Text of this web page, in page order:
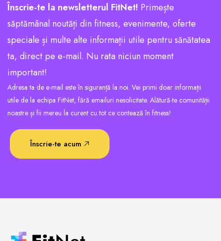
Înscrie-te la newsletterul FitNet! Primește
săptămânal noutăți din fitness, evenimente, oferte
speciale și multe alte informații utile pentru sănătatea
ta, direct pe e-mail. Nu rata niciun moment
important!
Adresa ta de e-mail este în siguranță la noi. Vei primi doar informații
utile de la echipa FitNet, fără emailuri nesolicitate. Alătură-te comunității
noastre și fii mereu la curent cu tot ce contează în fitness!
Înscrie-te acum